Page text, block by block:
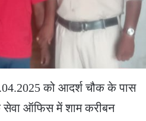
को आदर्श चौक के पास
ऑफिस में शाम करीबन